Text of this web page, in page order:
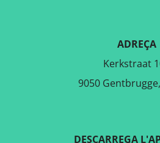
ADREÇA
Kerkstraat
9050
DESCARREGA